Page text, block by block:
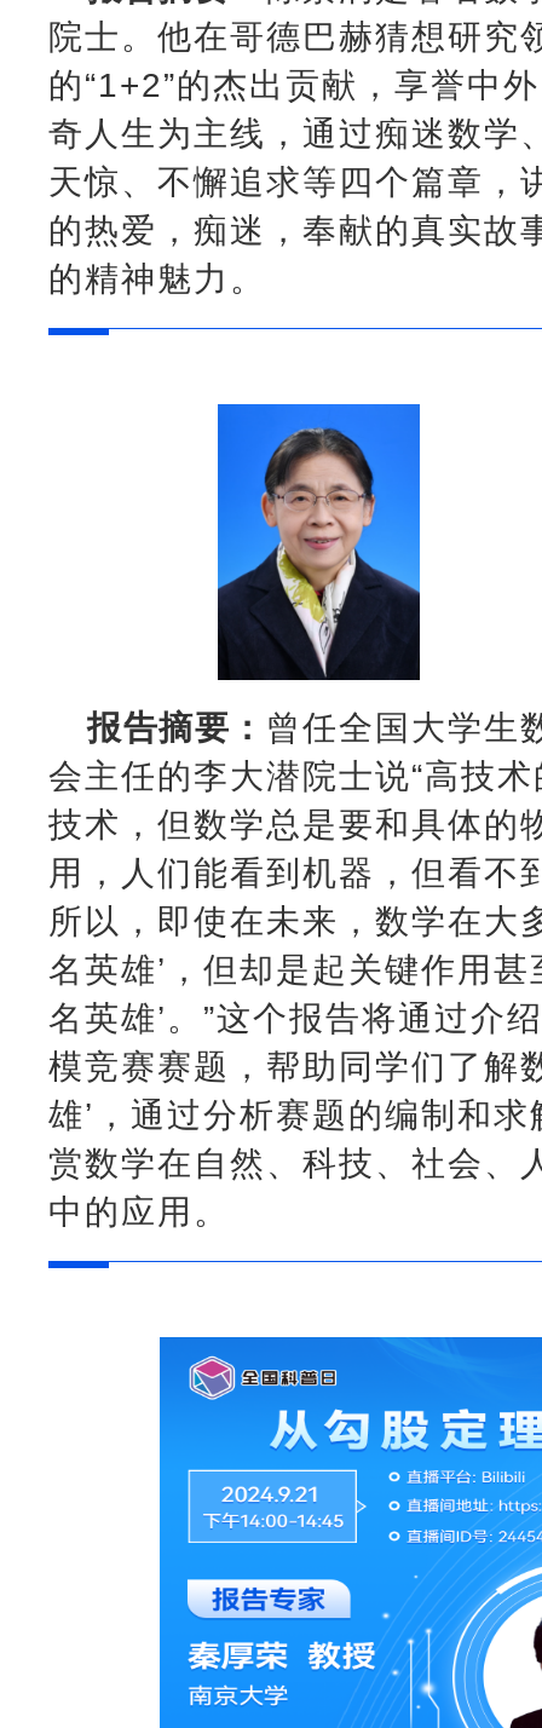
院士。他在哥德巴赫猜想研究
的“1+2”的杰出贡献，享誉中
奇人生为主线，通过痴迷数学
天惊、不懈追求等四个篇章，
的热爱，痴迷，奉献的真实故
的精神魅力。
报告摘要： 曾任全国大学生
会主任的李大潜院士说“高技
技术，但数学总是要和具体的
用，人们能看到机器，但看不
所以，即使在未来，数学在大
名英雄’，但却是起关键作用甚
名英雄’。”这个报告将通过介
模竞赛赛题，帮助同学们了解
雄’，通过分析赛题的编制和
赏数学在自然、科技、社会、
中的应用。